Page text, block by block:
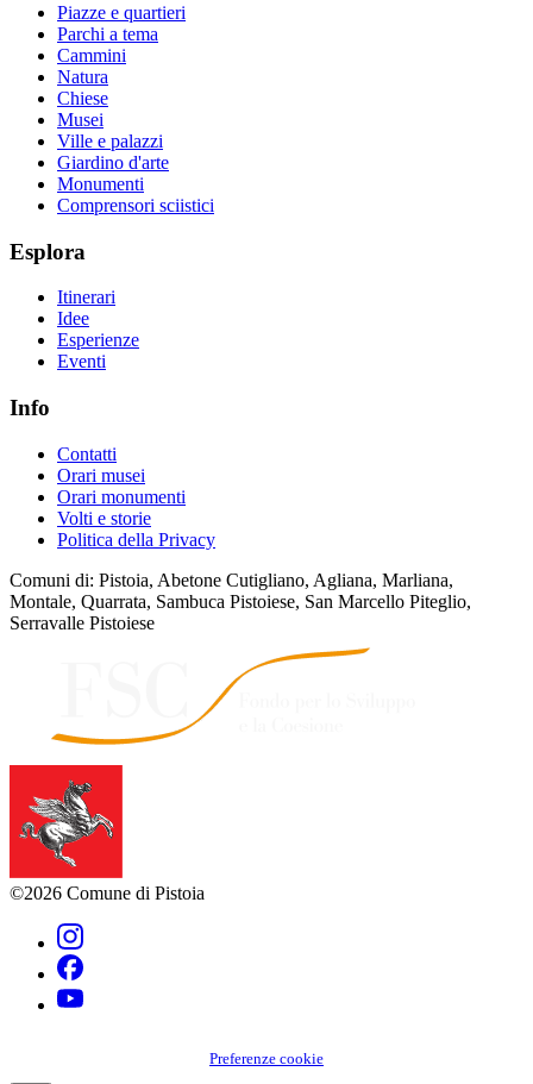
Piazze e quartieri
Parchi a tema
Cammini
Natura
Chiese
Musei
Ville e palazzi
Giardino d'arte
Monumenti
Comprensori sciistici
Esplora
Itinerari
Idee
Esperienze
Eventi
Info
Contatti
Orari musei
Orari monumenti
Volti e storie
Politica della Privacy
Comuni di: Pistoia, Abetone Cutigliano, Agliana, Marliana,
Montale, Quarrata, Sambuca Pistoiese, San Marcello Piteglio,
Serravalle Pistoiese
©2026 Comune di Pistoia
Preferenze cookie